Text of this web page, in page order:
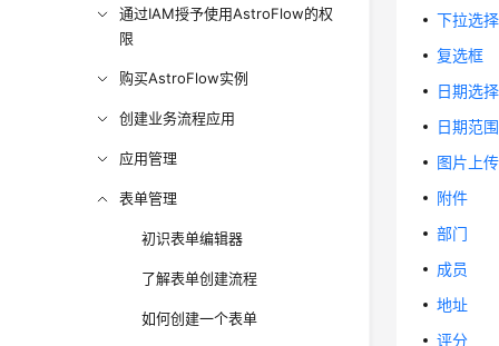
通过IAM授予使用AstroFlow的权
限
购买AstroFlow实例
创建业务流程应用
应用管理
表单管理
初识表单编辑器
了解表单创建流程
如何创建一个表单
下拉选
复选框
日期选
日期范
图片上传
附件
部门
成员
地址
评分